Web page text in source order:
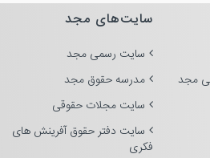
مجد
سایت‌های مجد
سایت رسمی مجد
مدرسه حقوق مجد
سایت مجلات حقوقی
سایت دفتر حقوق آفرینش های
فکری